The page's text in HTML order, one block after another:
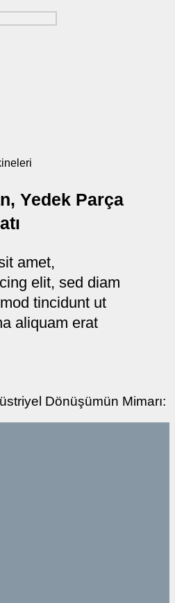
Yedek Parça
amet,
elit, sed diam
tincidunt ut
aliquam erat
Dönüşümün Mimarı: